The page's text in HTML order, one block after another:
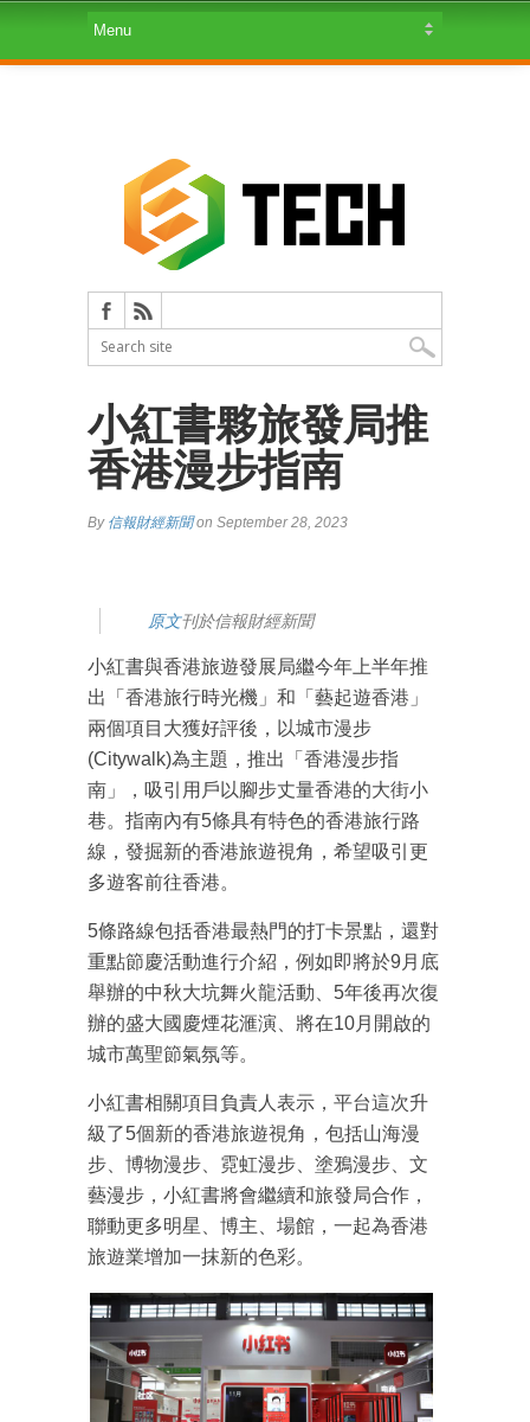
小紅書夥旅發局推
香港漫步指南
By 信報財經新聞on September 28, 2023
原文刊於信報財經新聞
小紅書與香港旅遊發展局繼今年上半年推
出「香港旅行時光機」和「藝起遊香港」
兩個項目大獲好評後，以城市漫步
(Citywalk)為主題，推出「香港漫步指
南」，吸引用戶以腳步丈量香港的大街小
巷。指南內有5條具有特色的香港旅行路
線，發掘新的香港旅遊視角，希望吸引更
多遊客前往香港。
5條路線包括香港最熱門的打卡景點，還對
重點節慶活動進行介紹，例如即將於9月底
舉辦的中秋大坑舞火龍活動、5年後再次復
辦的盛大國慶煙花滙演、將在10月開啟的
城市萬聖節氣氛等。
小紅書相關項目負責人表示，平台這次升
級了5個新的香港旅遊視角，包括山海漫
步、博物漫步、霓虹漫步、塗鴉漫步、文
藝漫步，小紅書將會繼續和旅發局合作，
聯動更多明星、博主、場館，一起為香港
旅遊業增加一抹新的色彩。